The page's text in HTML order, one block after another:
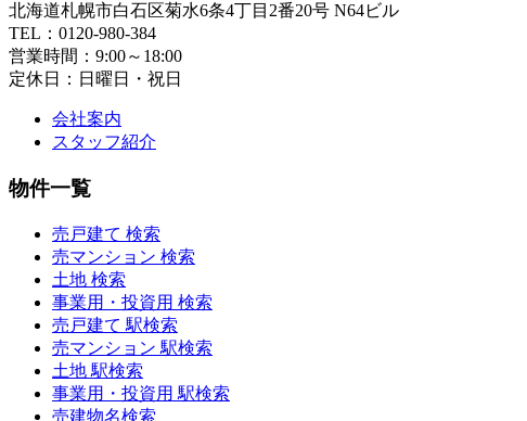
北海道札幌市白石区菊水6条4丁目2番20号 N64ビル
TEL：0120-980-384
営業時間：9:00～18:00
定休日：日曜日・祝日
会社案内
スタッフ紹介
物件一覧
売戸建て 検索
売マンション 検索
土地 検索
事業用・投資用 検索
売戸建て 駅検索
売マンション 駅検索
土地 駅検索
事業用・投資用 駅検索
売建物名検索